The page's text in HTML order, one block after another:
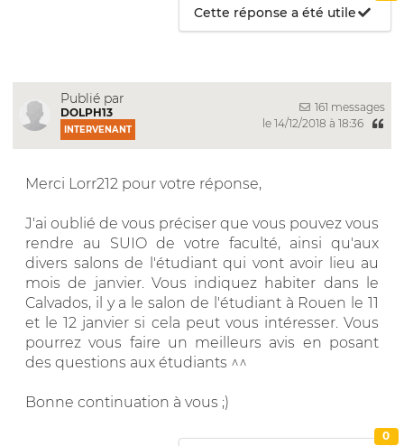
Cette réponse a été utile
Publié par
DOLPH13
INTERVENANT
161 messages
le 14/12/2018 à 18:36
Merci Lorr212 pour votre réponse,
J'ai oublié de vous préciser que vous pouvez vous
rendre au SUIO de votre faculté, ainsi qu'aux
divers salons de l'étudiant qui vont avoir lieu au
mois de janvier. Vous indiquez habiter dans le
Calvados, il y a le salon de l'étudiant à Rouen le 11
et le 12 janvier si cela peut vous intéresser. Vous
pourrez vous faire un meilleurs avis en posant
des questions aux étudiants ^^
Bonne continuation à vous ;)
0